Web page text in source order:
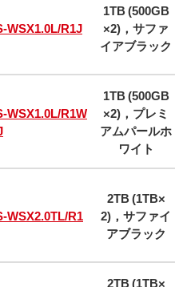
WSX1.0L/R1J
1TB (500GB
×2)，サファ
イアブラック
WSX1.0L/R1W
1TB (500GB
×2)，プレミ
アムパールホ
ワイト
WSX2.0TL/R1
2TB (1TB×
2)，サファイ
アブラック
2TB (1TB×